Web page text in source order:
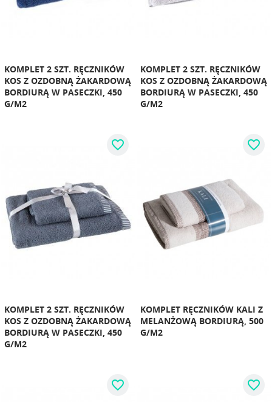
KOMPLET 2 SZT. RĘCZNIKÓW
KOS Z OZDOBNĄ ŻAKARDOWĄ
BORDIURĄ W PASECZKI, 450
G/M2
KOMPLET 2 SZT. RĘCZNIKÓW
KOS Z OZDOBNĄ ŻAKARDOWĄ
BORDIURĄ W PASECZKI, 450
G/M2
KOMPLET 2 SZT. RĘCZNIKÓW
KOS Z OZDOBNĄ ŻAKARDOWĄ
BORDIURĄ W PASECZKI, 450
G/M2
favorite_border
KOMPLET RĘCZNIKÓW KALI Z
MELANŻOWĄ BORDIURĄ, 500
G/M2
favorite_border
favorite_border favorite_border